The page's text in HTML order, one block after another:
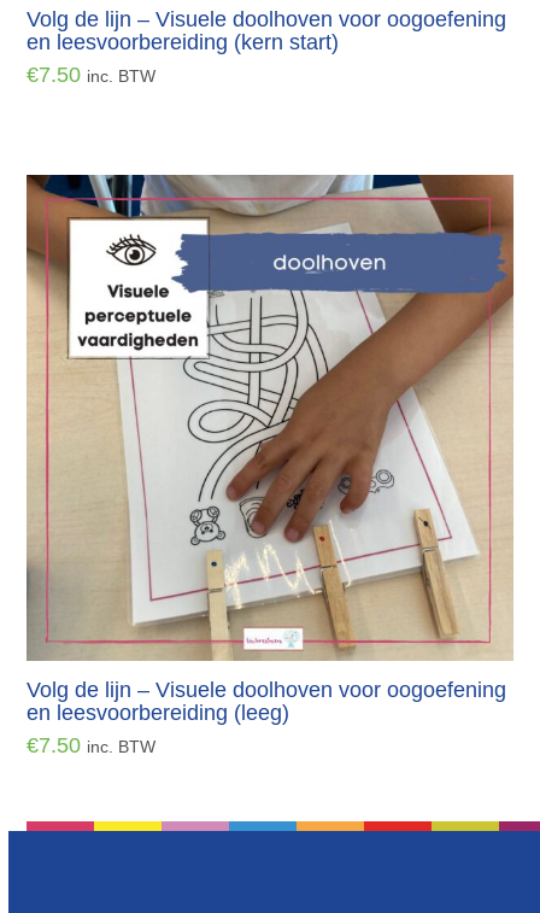
Volg de lijn – Visuele doolhoven voor oogoefening
en leesvoorbereiding (kern start)
€7.50 inc. BTW
Volg de lijn – Visuele doolhoven voor oogoefening
en leesvoorbereiding (leeg)
€7.50 inc. BTW